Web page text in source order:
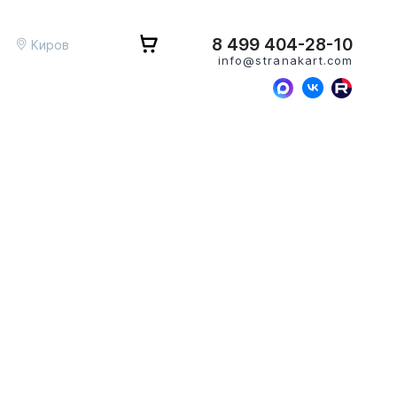
Киров 8 499 404-28-10
info@stranakart.com